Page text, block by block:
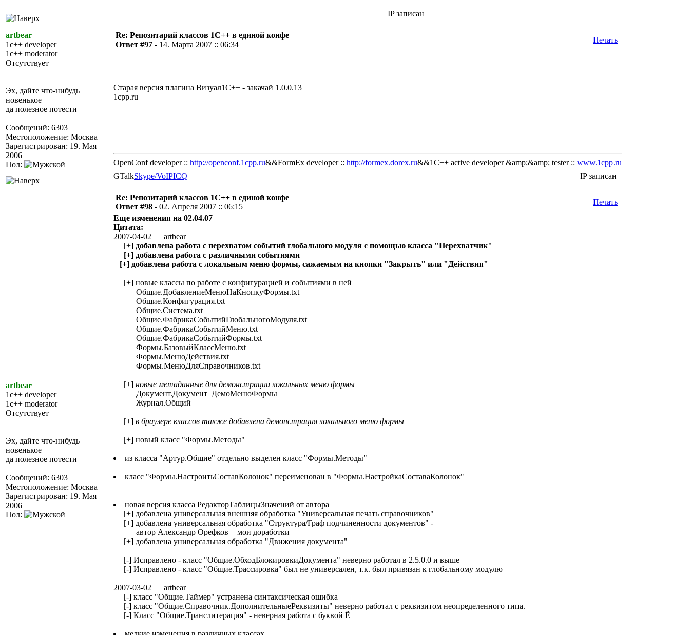
IP записан
artbear
1c++ developer
1c++ moderator
Отсутствует
Эх, дайте что-нибудь
новенькое
да полезное потести
Сообщений: 6303
Местоположение: Москва
Зарегистрирован: 19. Мая
2006
Пол:
Re: Репозитарий классов 1С++ в единой конфе
Ответ #97 - 14. Марта 2007 :: 06:34
Печать
Старая версия плагина Визуал1С++ - закачай 1.0.0.13
1cpp.ru
OpenConf developer :: http://openconf.1cpp.ru&&FormEx developer :: http://formex.dorex.ru&&1C++ active developer &amp;&amp; tester :: www.1cpp.ru
GTalkSkype/VoIPICQ IP записан
artbear
1c++ developer
1c++ moderator
Отсутствует
Эх, дайте что-нибудь
новенькое
да полезное потести
Сообщений: 6303
Местоположение: Москва
Зарегистрирован: 19. Мая
2006
Пол:
Re: Репозитарий классов 1С++ в единой конфе
Ответ #98 - 02. Апреля 2007 :: 06:15
Печать
Еще изменения на 02.04.07
Цитата:
2007-04-02 artbear
[+] добавлена работа с перехватом событий глобального модуля с помощью класса "Перехватчик"
[+] добавлена работа с различными событиями
[+] добавлена работа с локальным меню формы, сажаемым на кнопки "Закрыть" или "Действия"
[+] новые классы по работе с конфигурацией и событиями в ней
Общие.ДобавлениеМенюНаКнопкуФормы.txt
Общие.Конфигурация.txt
Общие.Система.txt
Общие.ФабрикаСобытийГлобальногоМодуля.txt
Общие.ФабрикаСобытийМеню.txt
Общие.ФабрикаСобытийФормы.txt
Формы.БазовыйКлассМеню.txt
Формы.МенюДействия.txt
Формы.МенюДляСправочников.txt
[+] новые метаданные для демонстрации локальных меню формы
Документ.Документ_ДемоМенюФормы
Журнал.Общий
[+] в браузере классов также добавлена демонстрация локального меню формы
[+] новый класс "Формы.Методы"
из класса "Артур.Общие" отдельно выделен класс "Формы.Методы"
класс "Формы.НастроитьСоставКолонок" переименован в "Формы.НастройкаСоставаКолонок"
новая версия класса РедакторТаблицыЗначений от автора
[+] добавлена универсальная внешняя обработка "Универсальная печать справочников"
[+] добавлена универсальная обработка "Структура/Граф подчиненности документов" -
автор Александр Орефков + мои доработки
[+] добавлена универсальная обработка "Движения документа"
[-] Исправлено - класс "Общие.ОбходБлокировкиДокумента" неверно работал в 2.5.0.0 и выше
[-] Исправлено - класс "Общие.Трассировка" был не универсален, т.к. был привязан к глобальному модулю
2007-03-02 artbear
[-] класс "Общие.Таймер" устранена синтаксическая ошибка
[-] класс "Общие.Справочник.ДополнительныеРеквизиты" неверно работал с реквизитом неопределенного типа.
[-] Класс "Общие.Транслитерация" - неверная работа с буквой Ё